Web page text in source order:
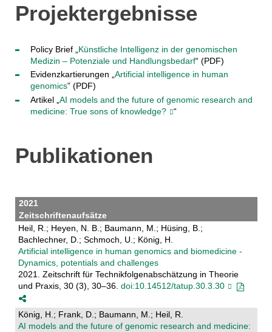
Projektergebnisse
Policy Brief „ Künstliche Intelligenz in der genomischen
Medizin – Potenziale und Handlungsbedarf“ (PDF)
Evidenzkartierungen „ Artificial intelligence in human
genomics” (PDF)
Artikel „ AI models and the future of genomic research and
medicine: True sons of knowledge?
“
Publikationen
2021
Zeitschriftenaufsätze
Heil, R.; Heyen, N. B.; Baumann, M.; Hüsing, B.;
Bachlechner, D.; Schmoch, U.; König, H.
Artificial intelligence in human genomics and biomedicine -
Dynamics, potentials and challenges
2021. Zeitschrift für Technikfolgenabschätzung in Theorie
und Praxis, 30 (3), 30–36. doi:10.14512/tatup.30.3.30
König, H.; Frank, D.; Baumann, M.; Heil, R.
AI models and the future of genomic research and medicine: